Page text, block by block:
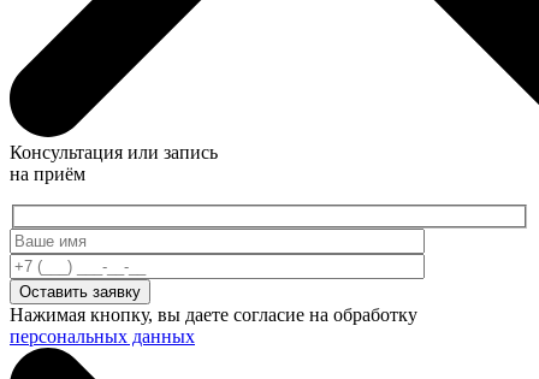
Консультация или запись
на приём
Нажимая кнопку, вы даете согласие на обработку
персональных данных